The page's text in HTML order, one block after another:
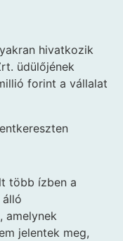
hivatkozik
üdülőjének
forint a vállalat
több ízben a
amelynek
jelentek meg,